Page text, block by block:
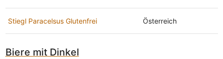
Stiegl Paracelsus Glutenfrei Österreich
Biere mit Dinkel